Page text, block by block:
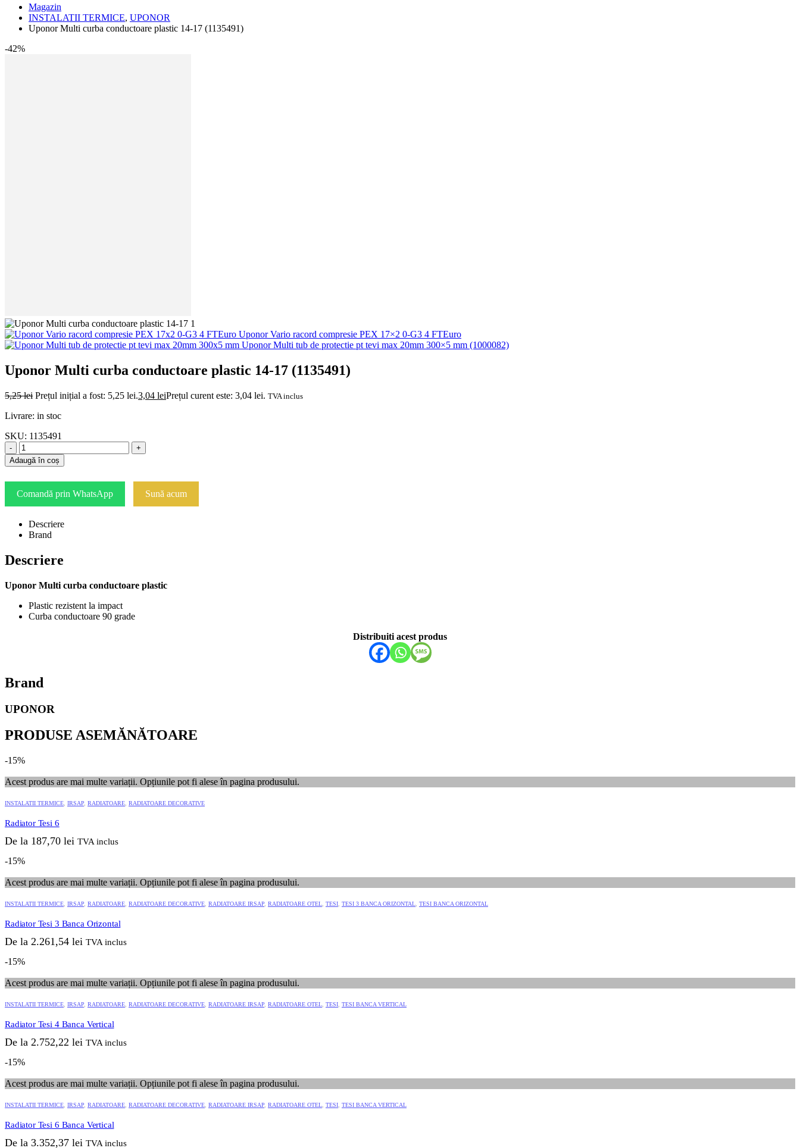
Magazin
INSTALATII TERMICE, UPONOR
Uponor Multi curba conductoare plastic 14-17 (1135491)
-42%
Uponor Vario racord compresie PEX 17×2 0-G3 4 FTEuro
Uponor Multi tub de protectie pt tevi max 20mm 300×5 mm (1000082)
Uponor Multi curba conductoare plastic 14-17 (1135491)
5,25lei Prețul inițial a fost: 5,25 lei.3,04 leiPrețul curent este: 3,04 lei. TVA inclus
Livrare: in stoc
SKU: 1135491
-
+
Adaugă în coș
Comandă prin WhatsApp Sună acum
Descriere
Brand
Descriere
Uponor Multi curba conductoare plastic
Plastic rezistent la impact
Curba conductoare 90 grade
Distribuiti acest produs
Brand
UPONOR
PRODUSE ASEMĂNĂTOARE
-15%
Acest produs are mai multe variații. Opțiunile pot fi alese în pagina produsului.
INSTALATII TERMICE, IRSAP, RADIATOARE, RADIATOARE DECORATIVE
Radiator Tesi 6
De la 187,70 lei TVA inclus
-15%
Acest produs are mai multe variații. Opțiunile pot fi alese în pagina produsului.
INSTALATII TERMICE, IRSAP, RADIATOARE, RADIATOARE DECORATIVE, RADIATOARE IRSAP, RADIATOARE OTEL, TESI, TESI 3 BANCA ORIZONTAL, TESI BANCA ORIZONTAL
Radiator Tesi 3 Banca Orizontal
De la 2.261,54 lei TVA inclus
-15%
Acest produs are mai multe variații. Opțiunile pot fi alese în pagina produsului.
INSTALATII TERMICE, IRSAP, RADIATOARE, RADIATOARE DECORATIVE, RADIATOARE IRSAP, RADIATOARE OTEL, TESI, TESI BANCA VERTICAL
Radiator Tesi 4 Banca Vertical
De la 2.752,22 lei TVA inclus
-15%
Acest produs are mai multe variații. Opțiunile pot fi alese în pagina produsului.
INSTALATII TERMICE, IRSAP, RADIATOARE, RADIATOARE DECORATIVE, RADIATOARE IRSAP, RADIATOARE OTEL, TESI, TESI BANCA VERTICAL
Radiator Tesi 6 Banca Vertical
De la 3.352,37 lei TVA inclus